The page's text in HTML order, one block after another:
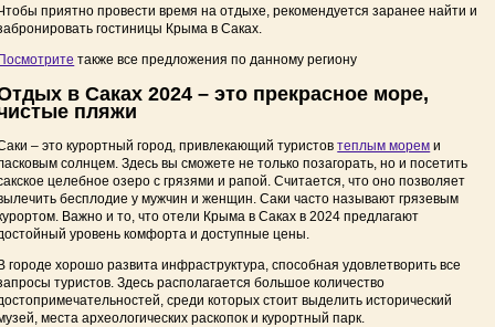
приятно провести время на отдыхе, рекомендуется заранее найти и
гостиницы Крыма в Саках.
также все предложения по данному региону
в Саках 2024 – это прекрасное море,
пляжи
– это курортный город, привлекающий туристовтеплым морем и
солнцем. Здесь вы сможете не только позагорать, но и посетить
целебное озеро с грязями и рапой. Считается, что оно позволяет
бесплодие у мужчин и женщин. Саки часто называют грязевым
Важно и то, что отели Крыма в Саках в 2024 предлагают
уровень комфорта и доступные цены.
городе хорошо развита инфраструктура, способная удовлетворить все
туристов. Здесь располагается большое количество
среди которых стоит выделить исторический
места археологических раскопок и курортный парк.